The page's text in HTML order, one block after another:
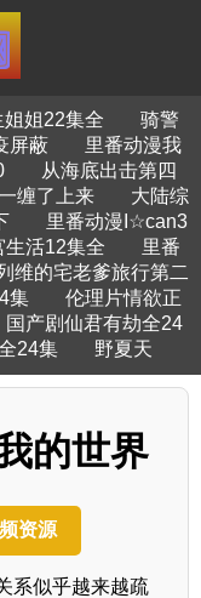
姐22集全
骑警
屏蔽
里番动漫我
从海底出击第四
缠了上来
大陆综
里番动漫I☆can3
生活12集全
里番
维的宅老爹旅行第二
集
伦理片情欲正
国产剧仙君有劫全24
24集 野夏天
的世界
资源
系似乎越来越疏